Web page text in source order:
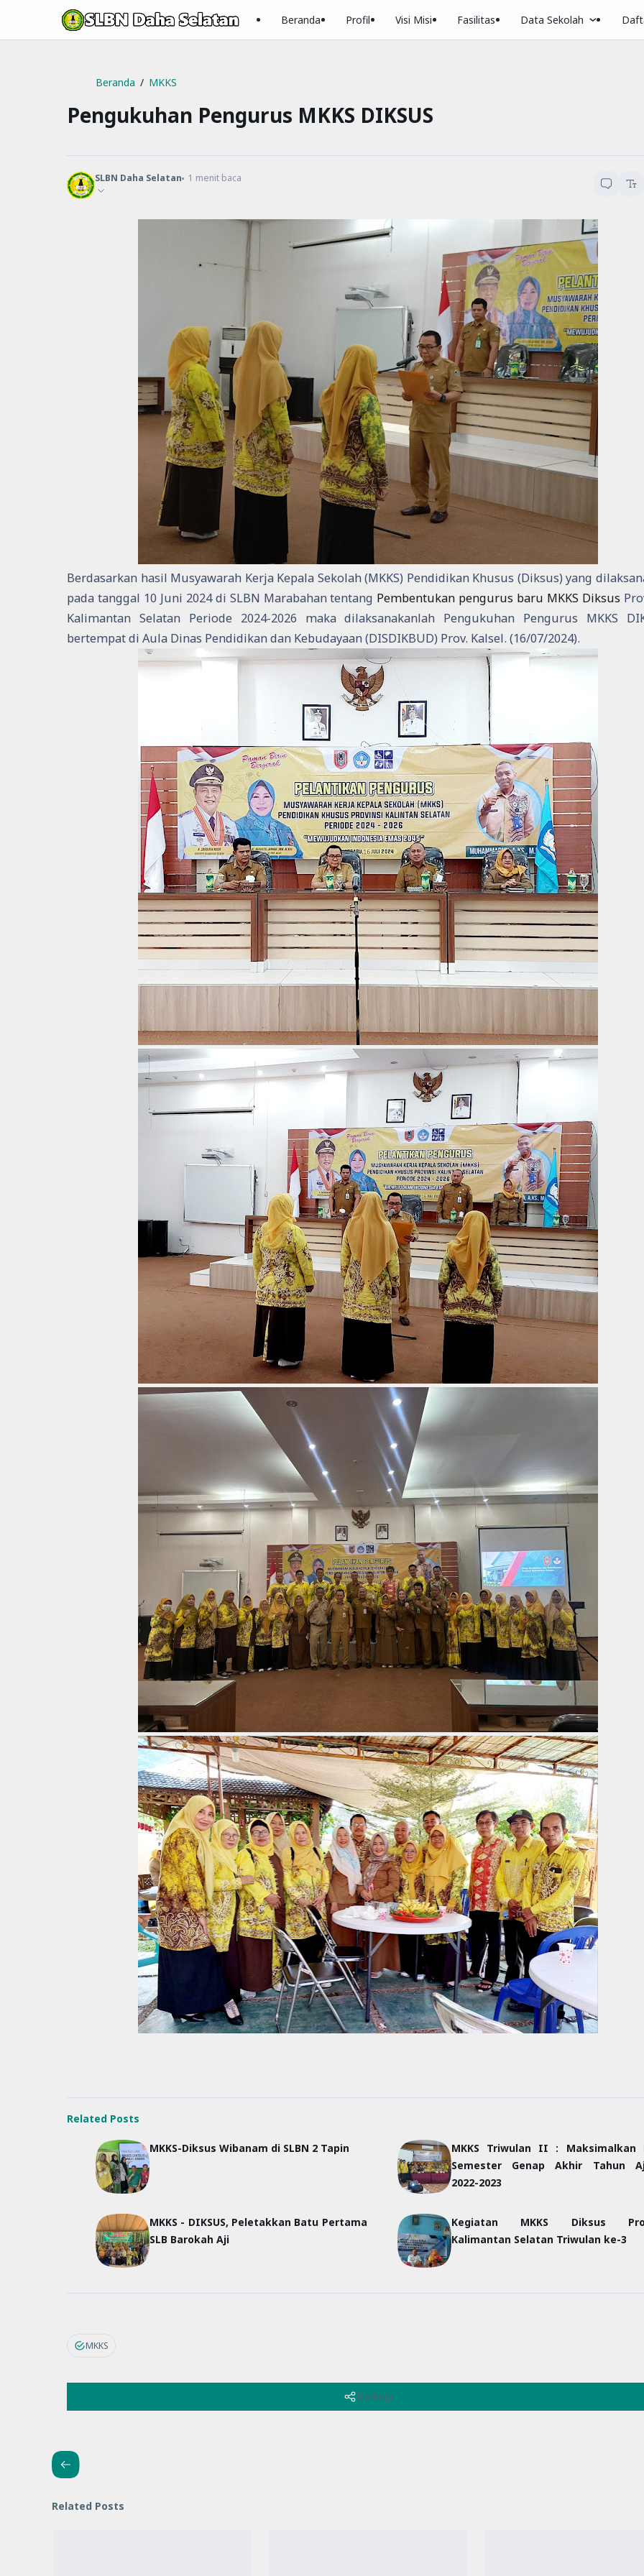
Beranda Profil Visi Misi Fasilitas Data Sekolah
Beranda MKKS
Pengukuhan Pengurus MKKS DIKSUS
SLBN Daha Selatan 1 menit baca
Berdasarkan hasil Musyawarah Kerja Kepala Sekolah (MKKS) Pendidikan Khusus (Diksus) yang
pada tanggal 10 Juni 2024 di SLBN Marabahan tentang Pembentukan pengurus baru MKKS Diksus
Kalimantan Selatan Periode 2024-2026 maka dilaksanakanlah Pengukuhan Pengurus MKKS
bertempat di Aula Dinas Pendidikan dan Kebudayaan (DISDIKBUD) Prov. Kalsel. (16/07/2024).
Related Posts
MKKS-Diksus Wibanam di SLBN 2 Tapin
MKKS Triwulan II : Maksimalkan
Semester Genap Akhir Tahun
2022-2023
MKKS - DIKSUS, Peletakkan Batu Pertama
SLB Barokah Aji
Kegiatan MKKS Diksus
Kalimantan Selatan Triwulan ke-3
MKKS
Berbagi
Related Posts